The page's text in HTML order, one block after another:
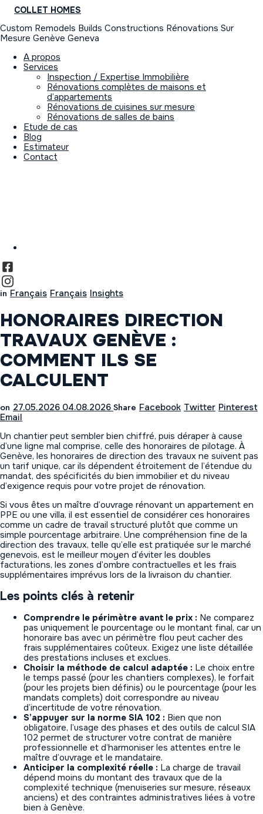
COLLET HOMES
Custom Remodels Builds Constructions Rénovations Sur
Mesure Genève Geneva
A propos
Services
Inspection / Expertise Immobilière
Rénovations complètes de maisons et
d’appartements
Rénovations de cuisines sur mesure
Rénovations de salles de bains
Etude de cas
Blog
Estimateur
Contact
in Français Français Insights
HONORAIRES DIRECTION
TRAVAUX GENÈVE :
COMMENT ILS SE
CALCULENT
on 27.05.2026 04.08.2026 Share Facebook Twitter Pinterest
Email
Un chantier peut sembler bien chiffré, puis déraper à cause
d’une ligne mal comprise, celle des honoraires de pilotage. À
Genève, les honoraires de direction des travaux ne suivent pas
un tarif unique, car ils dépendent étroitement de l’étendue du
mandat, des spécificités du bien immobilier et du niveau
d’exigence requis pour votre projet de rénovation.
Si vous êtes un maître d’ouvrage rénovant un appartement en
PPE ou une villa, il est essentiel de considérer ces honoraires
comme un cadre de travail structuré plutôt que comme un
simple pourcentage arbitraire. Une compréhension fine de la
direction des travaux, telle qu’elle est pratiquée sur le marché
genevois, est le meilleur moyen d’éviter les doubles
facturations, les zones d’ombre contractuelles et les frais
supplémentaires imprévus lors de la livraison du chantier.
Les points clés à retenir
Comprendre le périmètre avant le prix : Ne comparez
pas uniquement le pourcentage ou le montant final, car un
honoraire bas avec un périmètre flou peut cacher des
frais supplémentaires coûteux. Exigez une liste détaillée
des prestations incluses et exclues.
Choisir la méthode de calcul adaptée : Le choix entre
le temps passé (pour les chantiers complexes), le forfait
(pour les projets bien définis) ou le pourcentage (pour les
mandats complets) doit correspondre au niveau
d’incertitude de votre rénovation.
S’appuyer sur la norme SIA 102 : Bien que non
obligatoire, l’usage des phases et des outils de calcul SIA
102 permet de structurer votre contrat de manière
professionnelle et d’harmoniser les attentes entre le
maître d’ouvrage et le mandataire.
Anticiper la complexité réelle : La charge de travail
dépend moins du montant des travaux que de la
complexité technique (menuiseries sur mesure, réseaux
anciens) et des contraintes administratives liées à votre
bien à Genève.